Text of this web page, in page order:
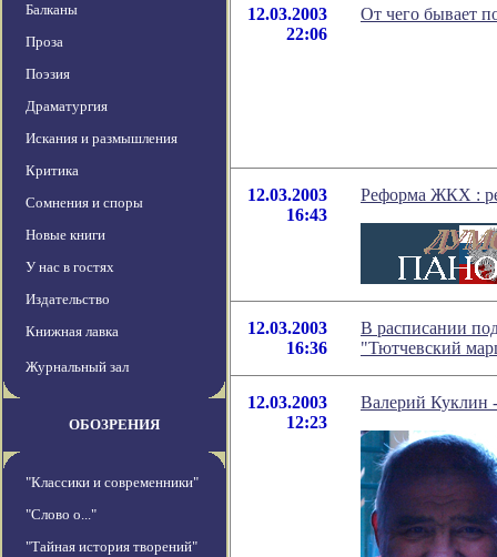
Балканы
Проза
Поэзия
Драматургия
Искания и размышления
Критика
Сомнения и споры
Новые книги
У нас в гостях
Издательство
Книжная лавка
Журнальный зал
ОБОЗРЕНИЯ
"Классики и современники"
"Слово о..."
"Тайная история творений"
12.03.2003
22:06
От чего бывает
12.03.2003
16:43
Реформа ЖКХ :
12.03.2003
16:36
В расписании
"Тютчевский
12.03.2003
12:23
Валерий Куклин